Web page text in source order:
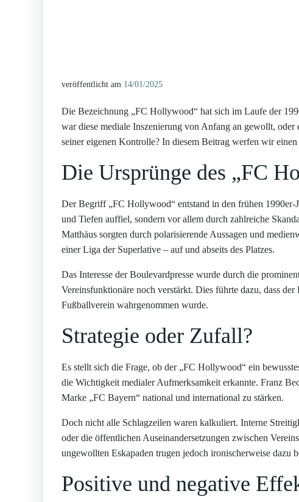
veröffentlicht am 14/01/2025
Die Bezeichnung „FC Hollywood“ hat sich im Laufe der
war diese mediale Inszenierung von Anfang an gewollt,
seiner eigenen Kontrolle? In diesem Beitrag werfen wir
Die Ursprünge des „FC
Der Begriff „FC Hollywood“ entstand in den frühen
und Tiefen auffiel, sondern vor allem durch zahlreiche
Matthäus sorgten durch polarisierende Aussagen und
einer Liga der Superlative – auf und abseits des Platzes.
Das Interesse der Boulevardpresse wurde durch die
Vereinsfunktionäre noch verstärkt. Dies führte dazu, dass
Fußballverein wahrgenommen wurde.
Strategie oder Zufall?
Es stellt sich die Frage, ob der „FC Hollywood“ ein
die Wichtigkeit medialer Aufmerksamkeit erkannte. Franz
Marke „FC Bayern“ national und international zu stärken.
Doch nicht alle Schlagzeilen waren kalkuliert. Interne
oder die öffentlichen Auseinandersetzungen zwischen
ungewollten Eskapaden trugen jedoch ironischerweise dazu
Positive und negative